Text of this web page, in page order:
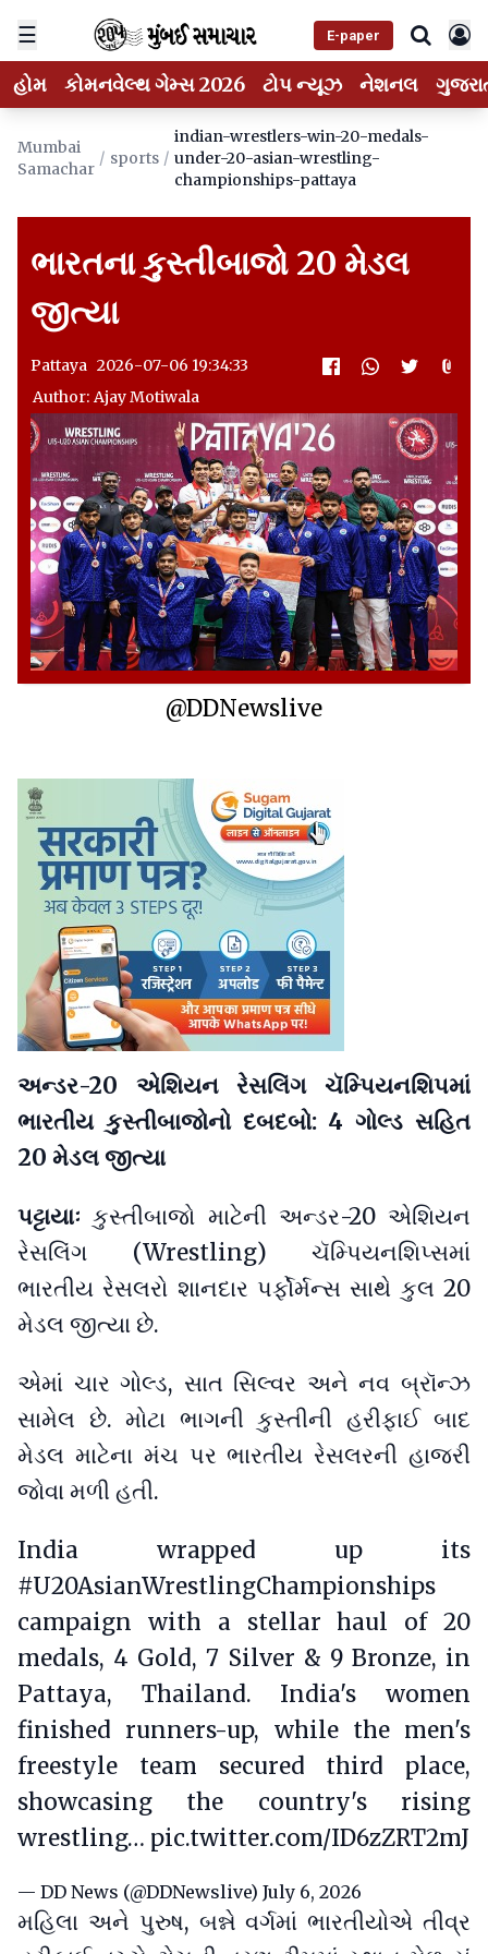
☰ E-paper
હોમ કોમનવેલ્થ ગેમ્સ 2026 ટોપ ન્યૂઝ નેશનલ
Mumbai
Samachar
/ sports /
indian-wrestlers-win-20-medals-
under-20-asian-wrestling-
championships-pattaya
ભારતના કુસ્તીબાજો 20 મેડલ
જીત્યા
Pattaya 2026-07-06 19:34:33
Author: Ajay Motiwala
@DDNewslive
અન્ડર-20 એશિયન રેસલિંગ ચૅમ્પિયનશિપમાં
ભારતીય કુસ્તીબાજોનો દબદબો: 4 ગોલ્ડ સહિત
20 મેડલ જીત્યા
પટ્ટાયાઃકુસ્તીબાજો માટેની અન્ડર-20 એશિયન
રેસલિંગ (Wrestling) ચૅમ્પિયનશિપ્સમાં
ભારતીય રેસલરો શાનદાર પર્ફોર્મન્સ સાથે કુલ 20
મેડલ જીત્યા છે.
એમાં ચાર ગોલ્ડ, સાત સિલ્વર અને નવ બ્રૉન્ઝ
સામેલ છે. મોટા ભાગની કુસ્તીની હરીફાઈ બાદ
મેડલ માટેના મંચ પર ભારતીય રેસલરની હાજરી
જોવા મળી હતી.
India wrapped up its
#U20AsianWrestlingChampionships
campaign with a stellar haul of 20
medals, 4 Gold, 7 Silver & 9 Bronze, in
Pattaya, Thailand. India's women
finished runners-up, while the men's
freestyle team secured third place,
showcasing the country's rising
wrestling… pic.twitter.com/ID6zZRT2mJ
— DD News (@DDNewslive) July 6, 2026
મહિલા અને પુરુષ, બન્ને વર્ગમાં ભારતીયોએ તીવ્ર